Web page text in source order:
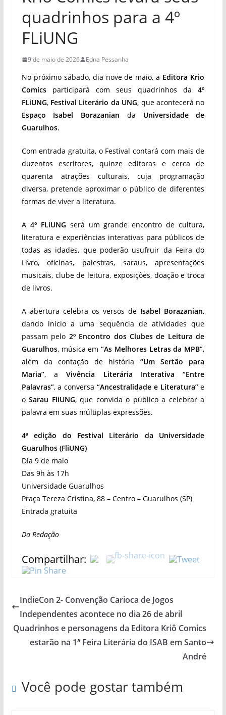
quadrinhos para a 4º
FLiUNG
9 de maio de 2026 Edna Pessanha
No próximo sábado, dia nove de maio, a Editora Krio
Comicsparticipará com seus quadrinhos da4º
FLiUNG, Festival Literário da UNG, que acontecerá no
Espaço Isabel Borazanian da Universidade de
Guarulhos.
Com entrada gratuita, o Festival contará com mais de
duzentos escritores, quinze editoras e cerca de
quarenta atrações culturais, cuja programação
diversa, pretende aproximar o público de diferentes
formas de viver a literatura.
A4º FLiUNG será um grande encontro de cultura,
literatura e experiências interativas para públicos de
todas as idades, que poderão usufruir da Feira do
Livro, oficinas, palestras, saraus, apresentações
musicais, clube de leitura, exposições, doação e troca
de livros.
A abertura celebra os versos de Isabel Borazanian,
dando início a uma sequência de atividades que
passam pelo 2º Encontro dos Clubes de Leitura de
Guarulhos, música em“As Melhores Letras da MPB”,
além da contação de história “Um Sertão para
Maria”, aVivência Literária Interativa “Entre
Palavras”, a conversa “Ancestralidade e Literatura”e
oSarau FliUNG, que convida o público a celebrar a
palavra em suas múltiplas expressões.
4ª edição do Festival Literário da Universidade
Guarulhos (FliUNG)
Dia 9 de maio
Das 9h às 17h
Universidade Guarulhos
Praça Tereza Cristina, 88 – Centro – Guarulhos (SP)
Entrada gratuita
Da Redação
Compartilhar:
IndieCon 2- Convenção Carioca de Jogos
Independentes acontece no dia 26 de abril
Quadrinhos e personagens da Editora Kriô Comics
estarão na 1ª Feira Literária do ISAB em Santo
André
Você pode gostar também